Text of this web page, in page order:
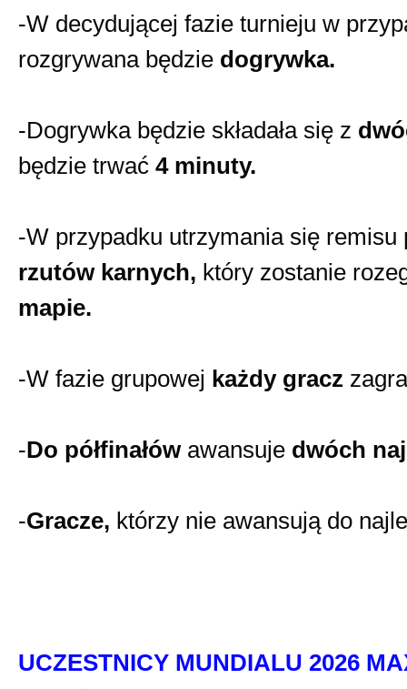
-W decydującej fazie turnieju w
rozgrywana będzie dogrywka.
-Dogrywka będzie składała się z
będzie trwać 4 minuty.
-W przypadku utrzymania się
rzutów karnych, który zostanie
mapie.
-W fazie grupowej każdy gracz
-Do półfinałówawansuje dwóch
-Gracze, którzy nie awansują do
UCZESTNICY MUNDIALU 2026